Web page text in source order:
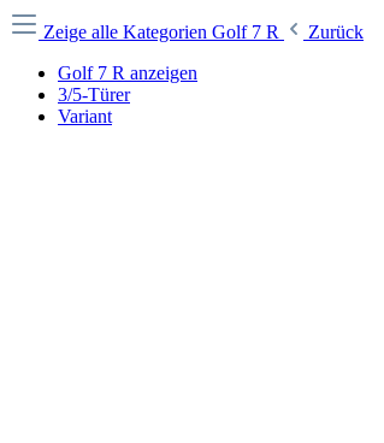
Zeige alle Kategorien Golf 7 R
Zurück
Golf 7 R anzeigen
3/5-Türer
Variant